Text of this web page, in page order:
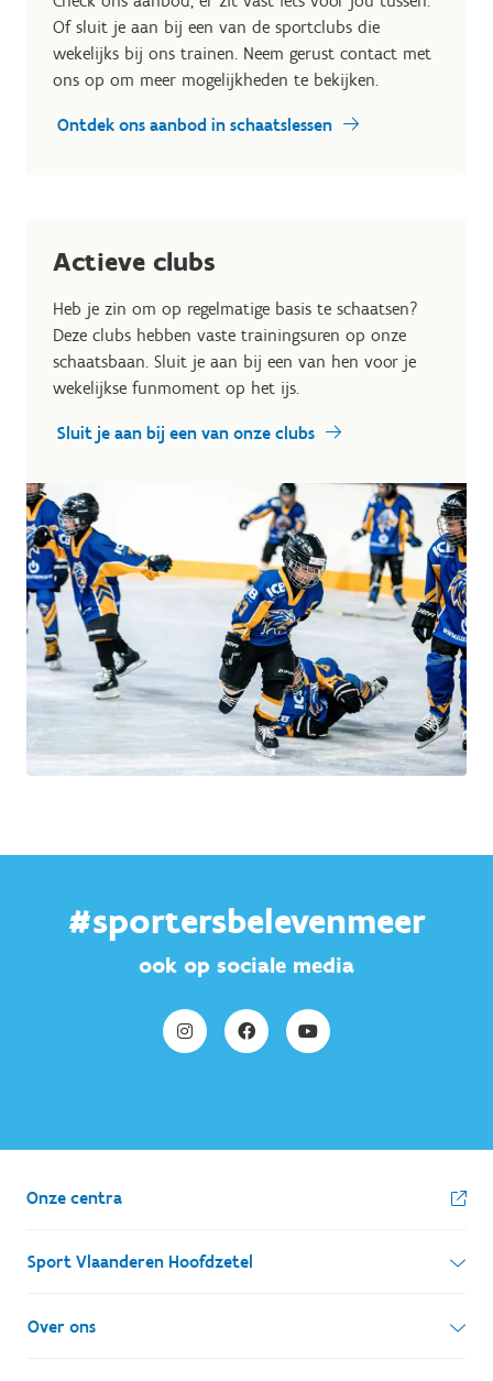
Of sluit je aan bij een van de sportclubs die
wekelijks bij ons trainen. Neem gerust contact met
ons op om meer mogelijkheden te bekijken.
Ontdek ons aanbod in schaatslessen
Actieve clubs
Heb je zin om op regelmatige basis te schaatsen?
Deze clubs hebben vaste trainingsuren op onze
schaatsbaan. Sluit je aan bij een van hen voor je
wekelijkse funmoment op het ijs.
Sluit je aan bij een van onze clubs
#sportersbelevenmeer
ook op sociale media
Onze centra
Sport Vlaanderen Hoofdzetel
Simon Bolivarlaan 17
1000 Brussel
Over ons